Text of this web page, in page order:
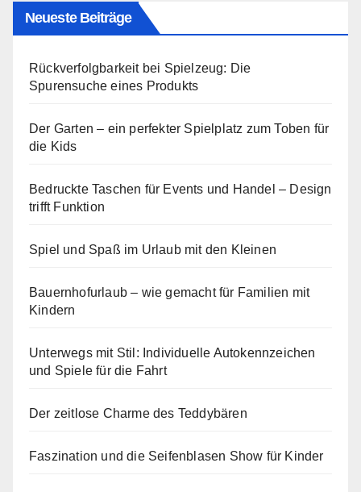
Neueste Beiträge
Rückverfolgbarkeit bei Spielzeug: Die
Spurensuche eines Produkts
Der Garten – ein perfekter Spielplatz zum Toben für
die Kids
Bedruckte Taschen für Events und Handel – Design
trifft Funktion
Spiel und Spaß im Urlaub mit den Kleinen
Bauernhofurlaub – wie gemacht für Familien mit
Kindern
Unterwegs mit Stil: Individuelle Autokennzeichen
und Spiele für die Fahrt
Der zeitlose Charme des Teddybären
Faszination und die Seifenblasen Show für Kinder